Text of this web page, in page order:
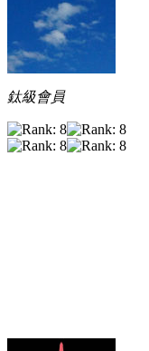
鈦級會員